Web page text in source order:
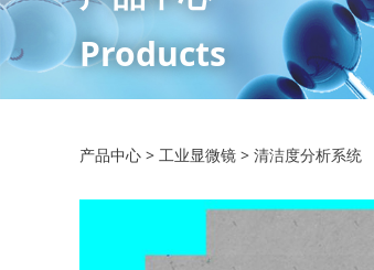
Products
清洁度分析系统
产品中心 > 工业显微镜 > 清洁度分析系统